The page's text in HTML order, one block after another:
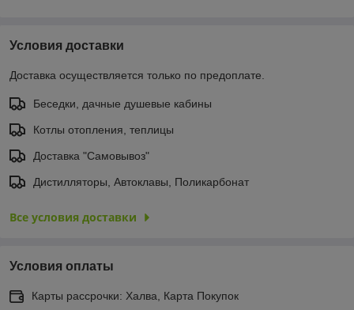
Условия доставки
Доставка осуществляется только по предоплате.
Беседки, дачные душевые кабины
Котлы отопления, теплицы
Доставка "Самовывоз"
Дистилляторы, Автоклавы, Поликарбонат
Все условия доставки
Условия оплаты
Карты рассрочки: Халва, Карта Покупок